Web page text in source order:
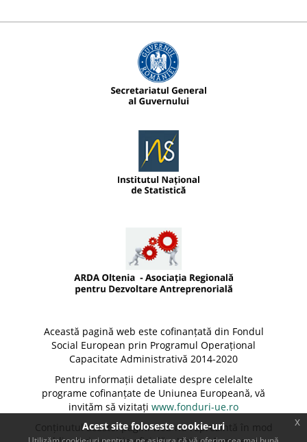
Această pagină web este cofinanțată din Fondul
Social European prin Programul Operațional
Capacitate Administrativă 2014-2020
Pentru informații detaliate despre celelalte
programe cofinanțate de Uniunea Europeană, vă
invităm să vizitați www.fonduri-ue.ro
Conținutul acestei pagini web nu reprezintă în mod
Acest site foloseste cookie-uri x